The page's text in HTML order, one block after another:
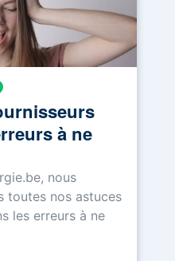
à ne
nous
toutes nos astuces
les erreurs à ne